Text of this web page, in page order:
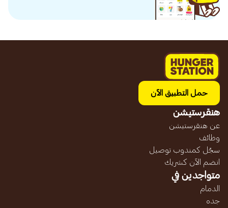
حمل التطبيق الآن
هنقرستيشن
عن هنقرستيشن
وظائف
سجّل كمندوب توصيل
انضم الآن كشريك
متواجدين في
الدمام
جده